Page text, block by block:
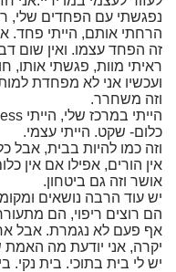
נפגשתי עם הפחדים שלי,
הרחתי אותם, הייתי פחד.
זה הפחד עצמו. ואין שום
ראיתי מוות, פגשתי אותו,
ועכשיו אני לא מפחדת
וזה משחרר.
כלום- שקט. הייתי עצמי.
וזה כמו להיות בבית, אבל
אין הורים, אפילו אם אין
אושר וזה גם ביטחון.
יש עוד הרבה נושאים
הם רוצים ריפוי, הם
אף פעם לא נגמרת. אבל
יקרה, אני יודעת מה האמת
יש לי בית בתוכי. בית